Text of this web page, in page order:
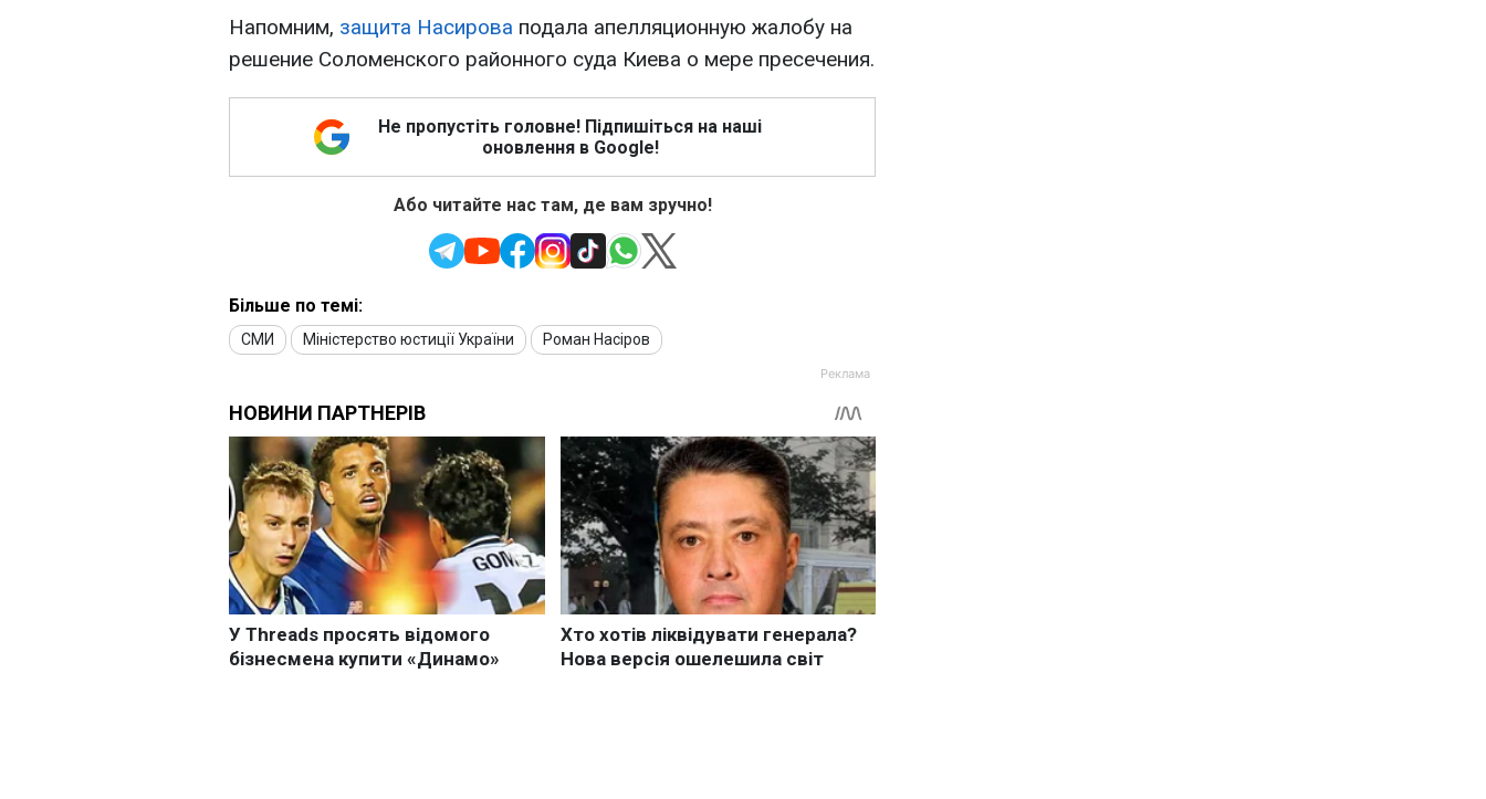
Напомним, защита Насирова подала апелляционную жалобу на
решение Соломенского районного суда Киева о мере пресечения.
Не пропустіть головне! Підпишіться на наші
оновлення в Google!
Або читайте нас там, де вам зручно!
Більше по темі:
СМИ Міністерство юстиції України Роман Насіров